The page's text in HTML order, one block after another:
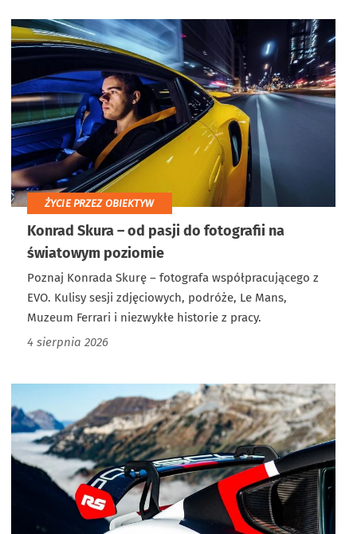
ŻYCIE PRZEZ OBIEKTYW
Konrad Skura – od pasji do fotografii na
światowym poziomie
Poznaj Konrada Skurę – fotografa współpracującego z
EVO. Kulisy sesji zdjęciowych, podróże, Le Mans,
Muzeum Ferrari i niezwykłe historie z pracy.
4 sierpnia 2026